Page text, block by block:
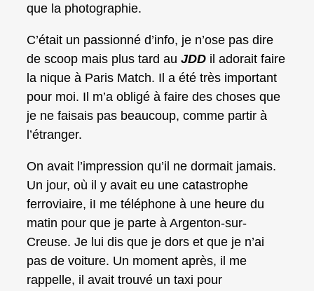
que la photographie.
C’était un passionné d’info, je n’ose pas dire
de scoop mais plus tard au JDD il adorait faire
la nique à Paris Match. Il a été très important
pour moi. Il m’a obligé à faire des choses que
je ne faisais pas beaucoup, comme partir à
l’étranger.
On avait l’impression qu’il ne dormait jamais.
Un jour, où il y avait eu une catastrophe
ferroviaire, iI me téléphone à une heure du
matin pour que je parte à Argenton-sur-
Creuse. Je lui dis que je dors et que je n’ai
pas de voiture. Un moment après, il me
rappelle, il avait trouvé un taxi pour